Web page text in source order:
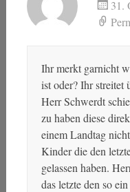
31.
Ihr merkt garnicht
ist oder? Ihr streitet
Herr Schwerdt
zu haben diese
einem Landtag
Kinder die den
gelassen haben.
das letzte den so